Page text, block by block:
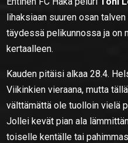
lihaksiaan suuren osan
täydessä pelikunnossa ja on
kertaalleen.
Kauden pitäisi alkaa 28.4.
Viikinkien vieraana, mutta
välttämättä ole tuolloin vielä
Jollei kevät pian ala
toiselle kentälle tai